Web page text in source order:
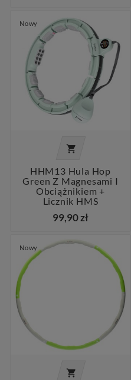
Nowy

HHM13 Hula Hop
Green Z Magnesami I
Obciążnikiem +
Licznik HMS
99,90 zł
Nowy
